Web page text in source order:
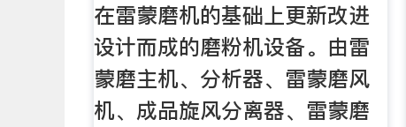
在雷蒙磨机的基础上更新改进
设计而成的磨粉机设备。由雷
蒙磨主机、分析器、雷蒙磨风
机、成品旋风分离器、雷蒙磨